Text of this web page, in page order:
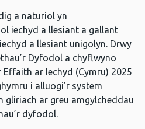
a naturiol yn
iechyd a llesiant a gallant
a llesiant unigolyn. Drwy
Dyfodol a chyflwyno
Effaith ar Iechyd (Cymru) 2025
i alluogi’r system
gliriach ar greu amgylcheddau
dyfodol.